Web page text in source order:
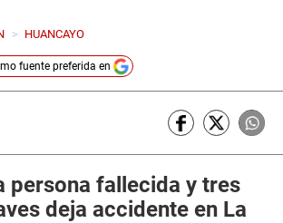
> HUANCAYO
fuente preferida en
persona fallecida y tres
deja accidente en La